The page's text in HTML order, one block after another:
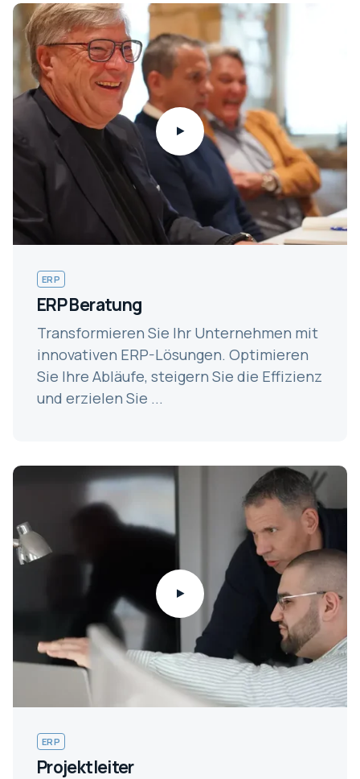
ERP
ERP Beratung
Transformieren Sie Ihr Unternehmen mit
innovativen ERP-Lösungen. Optimieren
Sie Ihre Abläufe, steigern Sie die Effizienz
und erzielen Sie ...
ERP
Projektleiter